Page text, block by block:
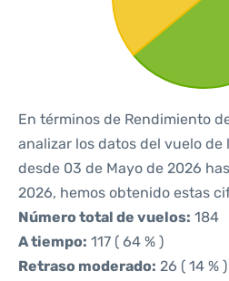
En términos de Rendimiento
analizar los datos del vuelo de
desde 03 de Mayo de 2026
2026, hemos obtenido estas
Número total de vuelos: 184
A tiempo: 117 ( 64 % )
Retraso moderado: 26 ( 14 % )